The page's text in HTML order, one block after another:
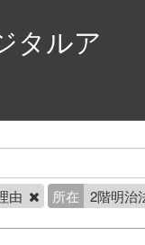
タルア
由 所在 2階明治